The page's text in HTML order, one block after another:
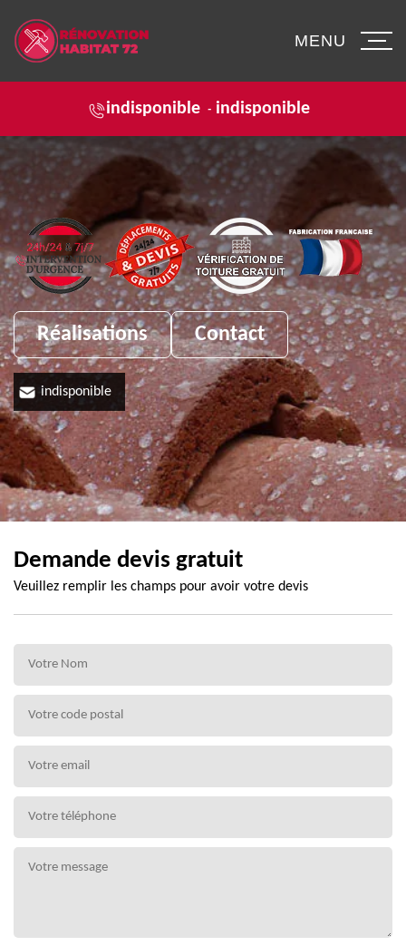
indisponible - indisponible
MENU
Réalisations Contact
indisponible
Demande devis gratuit
Veuillez remplir les champs pour avoir votre devis